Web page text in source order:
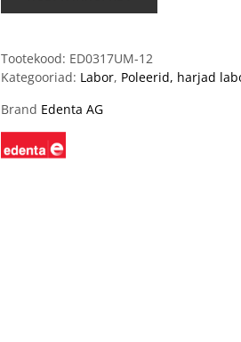
Tootekood: ED0317UM-12
Kategooriad: Labor, Poleerid, harjad
Brand Edenta AG